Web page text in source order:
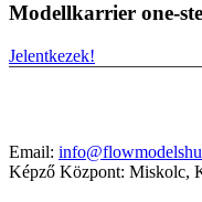
Modellkarrier one-
Jelentkezek!
Email:
Képző Központ: Miskolc,